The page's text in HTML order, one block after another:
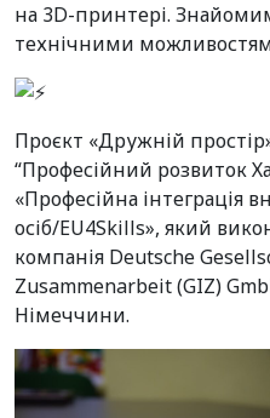
на 3D-принтері.
технічними
Проєкт «Дружній
“Професійний розвиток
«Професійна інтеграція
осіб/EU4Skills», який
компанія Deutsche
Zusammenarbeit (GIZ)
Німеччини.